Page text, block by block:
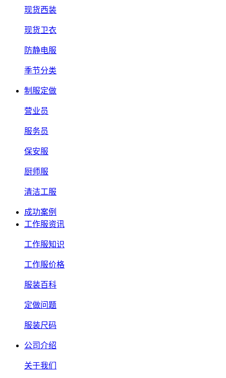
现货西装
现货卫衣
防静电服
季节分类
制服定做
营业员
服务员
保安服
厨师服
清洁工服
成功案例
工作服资讯
工作服知识
工作服价格
服装百科
定做问题
服装尺码
公司介绍
关于我们